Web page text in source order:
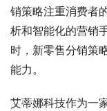
销策略注重消费者
析和智能化的营销
时，新零售分销策
能力。
艾蒂娜科技作为一